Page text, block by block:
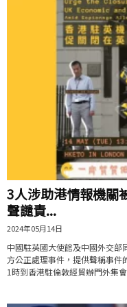
3人涉助港情報機關
聲譴責...
2024年05月14日
中國駐英國大使館及中國外交
方公正處理事件，提供聲稱事件
1時到香港駐倫敦經貿辦門外集